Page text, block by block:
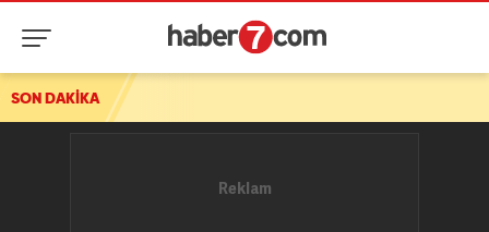
SON DAKİKA